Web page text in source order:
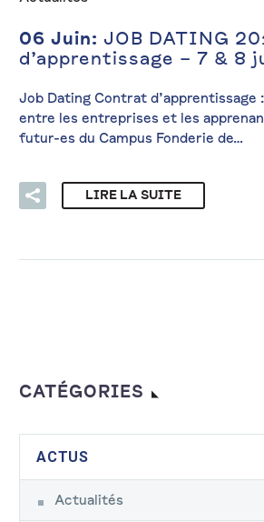
06 Juin: JOB DATING
d’apprentissage – 7 & 8
Job Dating Contrat d’apprentissage
entre les entreprises et les
futur-es du Campus Fonderie de…
LIRE LA SUITE
CATÉGORIES
ACTUS
Actualités